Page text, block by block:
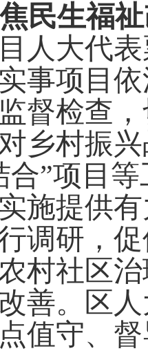
民生福
人大代
事项目
督检查
乡村振
合”项目等
施提供
调研，
村社区
善。区
值守、